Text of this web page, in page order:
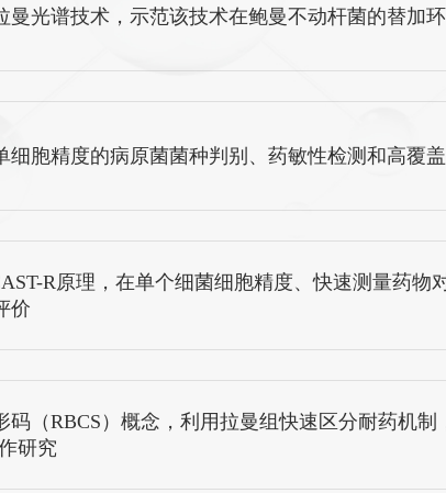
曼光谱技术，示范该技术在鲍曼不动杆菌的替加
细胞精度的病原菌菌种判别、药敏性检测和高覆
R原理，在单个细菌细胞精度、快速测量药物
价
码（RBCS）概念，利用拉曼组快速区分耐药机
研究